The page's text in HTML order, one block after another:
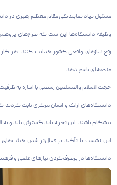
مسئول نهاد نمایندگی مقام معظم رهبری در
وظیفه دانشگاه‌ها این است که طرح‌های
رفع نیازهای واقعی کشور هدایت کنند. هر
منطقه‌ای پاسخ دهد.
حجت‌الاسلام والمسلمین رستمی با اشاره به
دانشگاه‌های اراک و استان مرکزی ثابت کردند
پیشگام باشند. این تجربه باید گسترش یابد و
این نشست با تأکید بر فعال‌تر شدن هیئت‌های
دانشگاه‌ها در برطرف‌کردن نیازهای علمی و